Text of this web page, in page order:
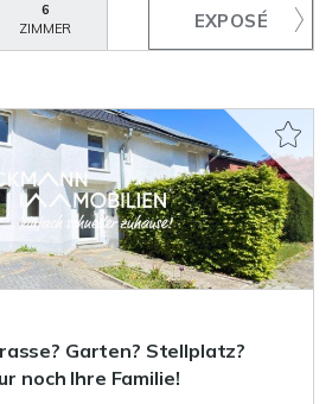
6
ZIMMER
Garten? Stellplatz?
noch Ihre Familie!